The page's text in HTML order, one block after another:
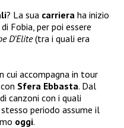
? La sua carriera ha inizio
Fobia, per poi essere
D’Elite(tra i quali era
cui accompagna in tour
Sfera Ebbasta. Dal
canzoni con i quali
periodo assume il
oggi.